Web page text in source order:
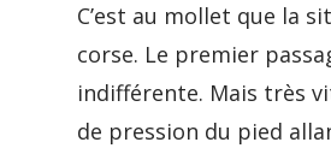
C’est au mollet que la
corse. Le premier
indifférente. Mais très
de pression du pied